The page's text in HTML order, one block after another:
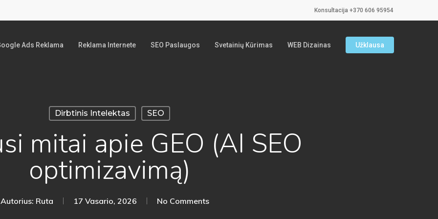
Konsultacija +370 606 95954
Ads Reklama Reklama Internete SEO Paslaugos Svetainių Kūrimas WEB Dizainas Užklausa
Dirbtinis Intelektas SEO
mitai apie GEO (AI SEO
optimizavimą)
Autorius: Ruta 17 Vasario, 2026 No Comments